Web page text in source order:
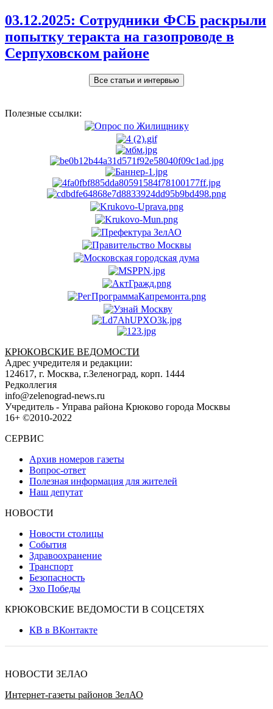
03.12.2025: Сотрудники ФСБ раскрыли
попытку теракта на газопроводе в
Серпуховском районе
Все статьи и интервью
Полезные ссылки:
КРЮКОВСКИЕ ВЕДОМОСТИ
Адрес учредителя и редакции:
124617, г. Москва, г.Зеленоград, корп. 1444
Редколлегия
info@zelenograd-news.ru
Учредитель - Управа района Крюково города Москвы
16+ ©2010-2022
СЕРВИС
Архив номеров газеты
Вопрос-ответ
Полезная информация для жителей
Наш депутат
НОВОСТИ
Новости столицы
События
Здравоохранение
Транспорт
Безопасность
Эхо Победы
КРЮКОВСКИЕ ВЕДОМОСТИ В СОЦСЕТЯХ
КВ в ВКонтакте
НОВОСТИ ЗЕЛАО
Интернет-газеты районов ЗелАО